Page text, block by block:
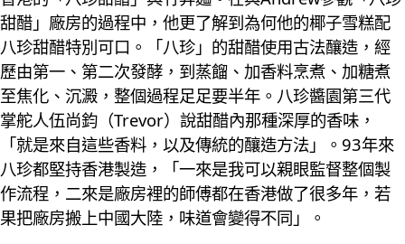
甜醋」廠房的過程中，他更了解到為何他的椰子雪糕配
八珍甜醋特別可口。「八珍」的甜醋使用古法釀造，經
歷由第一、第二次發酵，到蒸餾、加香料烹煮、加糖煮
至焦化、沉澱，整個過程足足要半年。八珍醬園第三代
掌舵人伍尚鈞（Trevor）說甜醋內那種深厚的香味，
「就是來自這些香料，以及傳統的釀造方法」。93年來
八珍都堅持香港製造，「一來是我可以親眼監督整個製
作流程，二來是廠房裡的師傅都在香港做了很多年，若
果把廠房搬上中國大陸，味道會變得不同」。